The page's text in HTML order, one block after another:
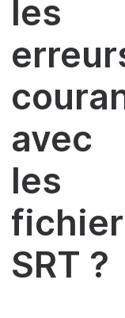
les
avec
les
SRT ?